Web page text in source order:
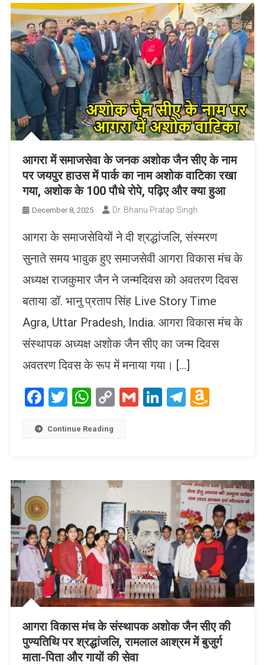
आगरा में समाजसेवा के जनक अशोक जैन सीए के नाम
पर जयपुर हाउस में पार्क का नाम अशोक वाटिका रखा
गया, अशोक के 100 पौधे रोपे, पढ़िए और क्या हुआ
December 8, 2025 Dr. Bhanu Pratap Singh
आगरा के समाजसेवियों ने दी श्रद्धांजलि, संस्मरण
सुनाते समय भावुक हुए समाजसेवी आगरा विकास मंच के
अध्यक्ष राजकुमार जैन ने जन्मदिवस को अवतरण दिवस
बताया डॉ. भानु प्रताप सिंह Live Story Time
Agra, Uttar Pradesh, India. आगरा विकास मंच के
संस्थापक अध्यक्ष अशोक जैन सीए का जन्म दिवस
अवतरण दिवस के रूप में मनाया गया। […]
Facebook
Twitter
WhatsApp
CopyGmailLinkedIn
Telegram
Continue Reading
आगरा विकास मंच के संस्थापक अशोक जैन सीए की
पुण्यतिथि पर श्रद्धांजलि, रामलाल आश्रम में बुजुर्ग
माता-पिता और गायों की सेवा